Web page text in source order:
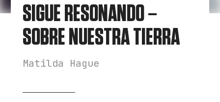
SIGUE RESONANDO –
SOBRE NUESTRA TIERRA
Matilda Hague